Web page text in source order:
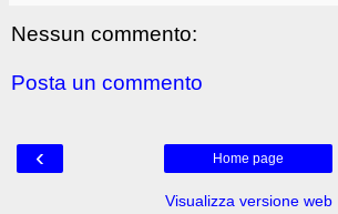
Nessun commento:
Posta un commento
‹ Home page
Visualizza versione web